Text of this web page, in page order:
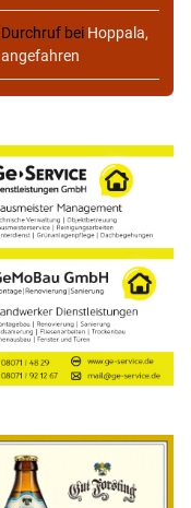
Durchruf bei Hoppala,
angefahren